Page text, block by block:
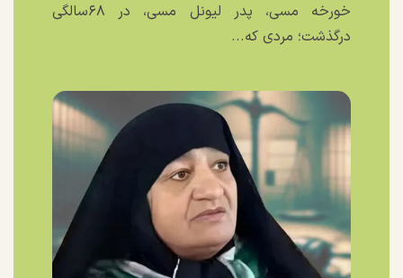
خورخه مسی، پدر لیونل مسی، در ۶۸سالگی
درگذشت؛ مردی که...